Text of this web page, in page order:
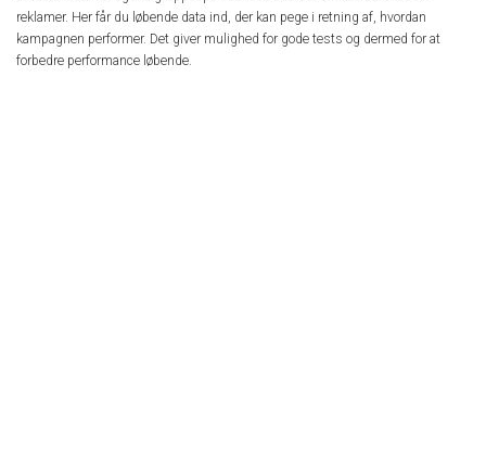
reklamer. Her får du løbende data ind, der kan pege i retning af, hvordan
kampagnen performer. Det giver mulighed for gode tests og dermed for at
forbedre performance løbende.